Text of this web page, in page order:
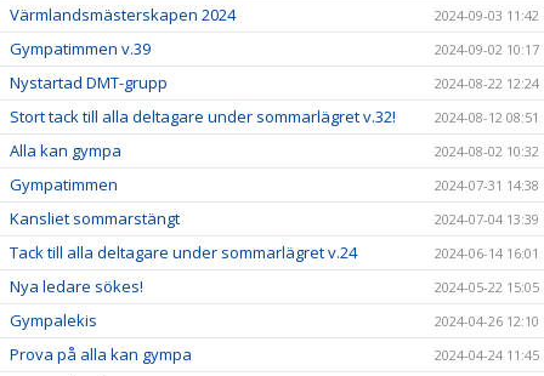
Värmlandsmästerskapen 2024 2024-09-03 11:42
Gympatimmen v.39 2024-09-02 10:17
Nystartad DMT-grupp 2024-08-22 12:24
Stort tack till alla deltagare under sommarlägret v.32! 2024-08-12 08:51
Alla kan gympa 2024-08-02 10:32
Gympatimmen 2024-07-31 14:38
Kansliet sommarstängt 2024-07-04 13:39
Tack till alla deltagare under sommarlägret v.24 2024-06-14 16:01
Nya ledare sökes! 2024-05-22 15:05
Gympalekis 2024-04-26 12:10
Prova på alla kan gympa 2024-04-24 11:45